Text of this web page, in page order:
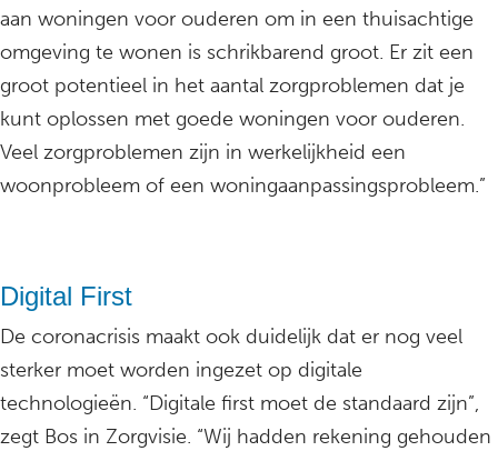
aan woningen voor ouderen om in een thuisachtige
omgeving te wonen is schrikbarend groot. Er zit een
groot potentieel in het aantal zorgproblemen dat je
kunt oplossen met goede woningen voor ouderen.
Veel zorgproblemen zijn in werkelijkheid een
woonprobleem of een woningaanpassingsprobleem.”
Digital First
De coronacrisis maakt ook duidelijk dat er nog veel
sterker moet worden ingezet op digitale
technologieën. “Digitale first moet de standaard zijn”,
zegt Bos in Zorgvisie. “Wij hadden rekening gehouden